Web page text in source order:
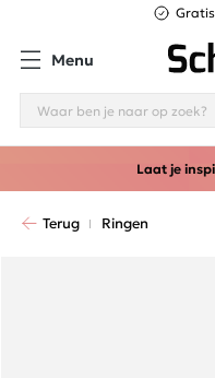
Menu
Laat je
Terug Ringen